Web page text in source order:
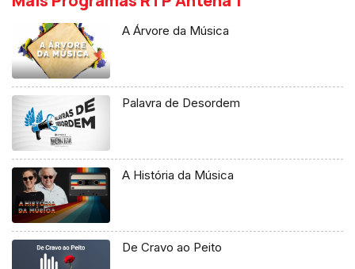
A Árvore da Música
Palavra de Desordem
A História da Música
De Cravo ao Peito